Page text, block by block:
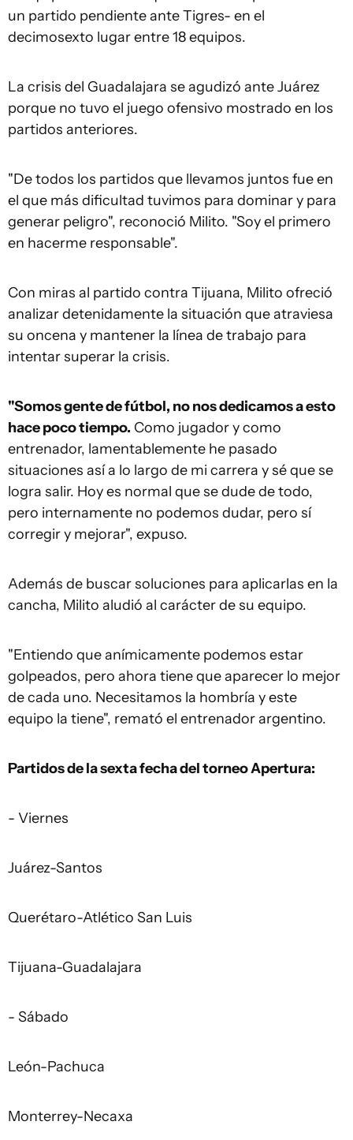
un partido pendiente ante Tigres- en el
decimosexto lugar entre 18 equipos.
La crisis del Guadalajara se agudizó ante Juárez
porque no tuvo el juego ofensivo mostrado en los
partidos anteriores.
"De todos los partidos que llevamos juntos fue en
el que más dificultad tuvimos para dominar y para
generar peligro", reconoció Milito. "Soy el primero
en hacerme responsable".
Con miras al partido contra Tijuana, Milito ofreció
analizar detenidamente la situación que atraviesa
su oncena y mantener la línea de trabajo para
intentar superar la crisis.
"Somos gente de fútbol, no nos dedicamos a esto
hace poco tiempo. Como jugador y como
entrenador, lamentablemente he pasado
situaciones así a lo largo de mi carrera y sé que se
logra salir. Hoy es normal que se dude de todo,
pero internamente no podemos dudar, pero sí
corregir y mejorar", expuso.
Además de buscar soluciones para aplicarlas en la
cancha, Milito aludió al carácter de su equipo.
"Entiendo que anímicamente podemos estar
golpeados, pero ahora tiene que aparecer lo mejor
de cada uno. Necesitamos la hombría y este
equipo la tiene", remató el entrenador argentino.
Partidos de la sexta fecha del torneo Apertura:
- Viernes
Juárez-Santos
Querétaro-Atlético San Luis
Tijuana-Guadalajara
- Sábado
León-Pachuca
Monterrey-Necaxa